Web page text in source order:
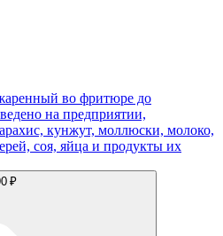
во фритюре до
на предприятии,
кунжут, моллюски, молоко,
соя, яйца и продукты их
₽